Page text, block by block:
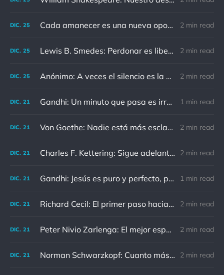
DIC. 25 Cada amanecer es una nueva oportunidad 2 min read
DIC. 25 Lewis B. Smedes: Perdonar es liberar a un prisionero y descubrir que el prisionero eras tú 2 min read
DIC. 25 Anónimo: A veces el silencio es la mejor respuesta 2 min read
DIC. 21 Gandhi: Un minuto que pasa es irrecuperable. Conociendo esto, ¿cómo podemos malgastar tantas horas? 1 min read
DIC. 21 Von Goethe: Nadie está más esclavizado que aquellos que falsamente creen que son libres. 2 min read
DIC. 21 Charles F. Kettering: Sigue adelante, y es probable que tropieces con algo, tal vez cuando menos lo esperes. Nunca he escuchado hablar de alguien algu 2 min read
DIC. 21 Gandhi: Jesús es puro y perfecto, pero vosotros los cristianos no sois como él. 1 min read
DIC. 21 Richard Cecil: El primer paso hacia el conocimiento es saber que somos ignorantes. 2 min read
DIC. 21 Peter Nivio Zarlenga: El mejor espejo es un viejo amigo. 2 min read
DIC. 21 Norman Schwarzkopf: Cuanto más sudes por la paz, menos sangras por la guerra. 2 min read